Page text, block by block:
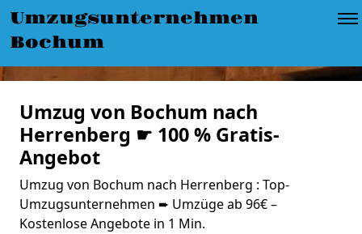
Umzugsunternehmen
Bochum
Umzug von Bochum nach
Herrenberg ☛ 100 % Gratis-
Angebot
Umzug von Bochum nach Herrenberg : Top-
Umzugsunternehmen ➨ Umzüge ab 96€ –
Kostenlose Angebote in 1 Min.